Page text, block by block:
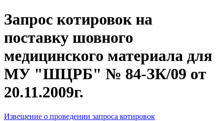
Запрос котировок на
поставку шовного
медицинского материала для
МУ "ШЦРБ" № 84-ЗК/09 от
20.11.2009г.
Извещение о проведении запроса котировок